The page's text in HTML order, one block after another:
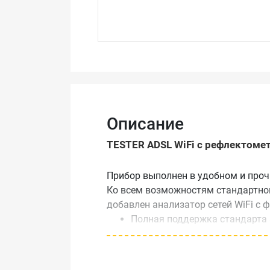
Описание
TESTER ADSL WiFi с
Прибор выполнен в удобном и
Ко всем возможностям
добавлен анализатор сетей WiFi с
Полная поддержка
Отображение данных об